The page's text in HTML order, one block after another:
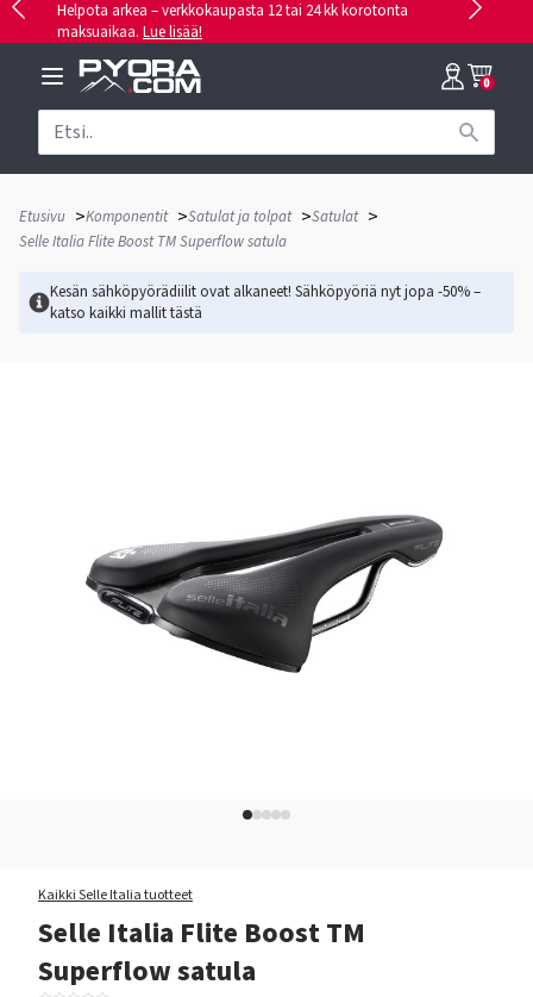
Helpota arkea – verkkokaupasta 12 tai 24 kk korotonta
maksuaikaa. Lue lisää!
0
Etusivu >Komponentit >Satulat ja tolpat >Satulat >
Selle Italia Flite Boost TM Superflow satula
Kesän sähköpyörädiilit ovat alkaneet! Sähköpyöriä nyt jopa -50% –
katso kaikki mallittästä
Kaikki Selle Italia tuotteet
Selle Italia Flite Boost TM
Superflow satula